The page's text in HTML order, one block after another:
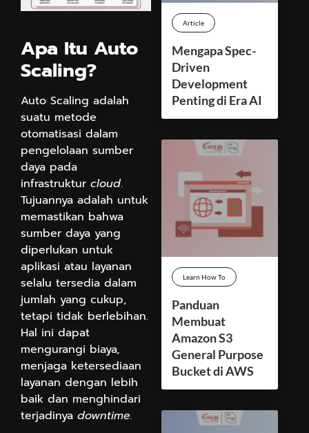
Apa Itu Auto
Scaling?
Auto Scaling adalah
suatu metode
otomatisasi dalam
pengelolaan sumber
daya pada
infrastruktur cloud.
Tujuannya adalah untuk
memastikan bahwa
sumber daya yang
diperlukan untuk
aplikasi atau layanan
selalu tersedia dalam
jumlah yang cukup,
tetapi tidak berlebihan.
Hal ini dapat
mengurangi biaya,
menjaga ketersediaan
layanan dengan lebih
baik dan menghindari
terjadinya downtime.
Article
Mengapa Spec-
Driven
Development
Penting di Era AI
Learn How To
Panduan
Membuat
Amazon S3
General Purpose
Bucket di AWS